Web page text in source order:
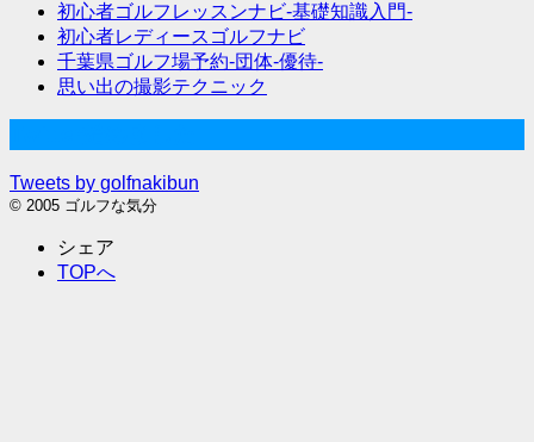
初心者ゴルフレッスンナビ-基礎知識入門-
初心者レディースゴルフナビ
千葉県ゴルフ場予約-団体-優待-
思い出の撮影テクニック
Tweets by golfnakibun
© 2005 ゴルフな気分
シェア
TOPへ